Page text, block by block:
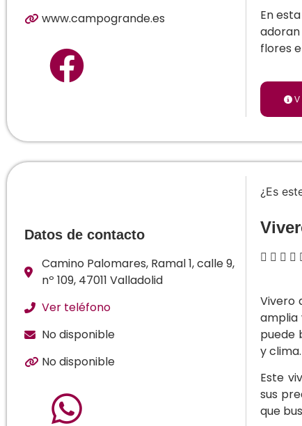
www.campogrande.es
En
flores
Datos de contacto
Camino Palomares, Ramal 1, calle 9,
nº 109, 47011 Valladolid
Ver teléfono
No disponible
No disponible
¿Es
   
Vivero
amplia
puede
y clima.
Este
sus
que